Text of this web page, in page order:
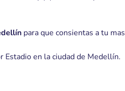
para que consientas a tu
en la ciudad de Medellín.